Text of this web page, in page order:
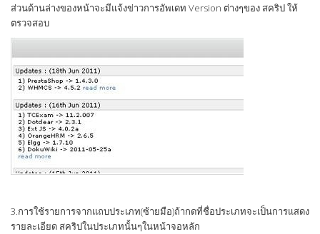
ส่วนด้านล่างของหน้าจะมีแจ้งข่าวการอัพเดท Version ต่างๆของ สคริป ให้
ตรวจสอบ
3.การใช้รายการจากแถบประเภท(ซ้ายมือ)ถ้ากดที่ชื่อประเภทจะเป็นการแสดง
รายละเอียด สคริปในประเภทนั้นๆในหน้าจอหลัก